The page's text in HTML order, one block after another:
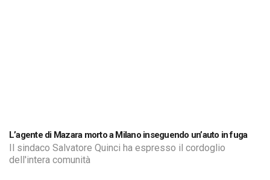
L’agente di Mazara morto a Milano inseguendo un’auto in fuga
Il sindaco Salvatore Quinci ha espresso il cordoglio
dell'intera comunità